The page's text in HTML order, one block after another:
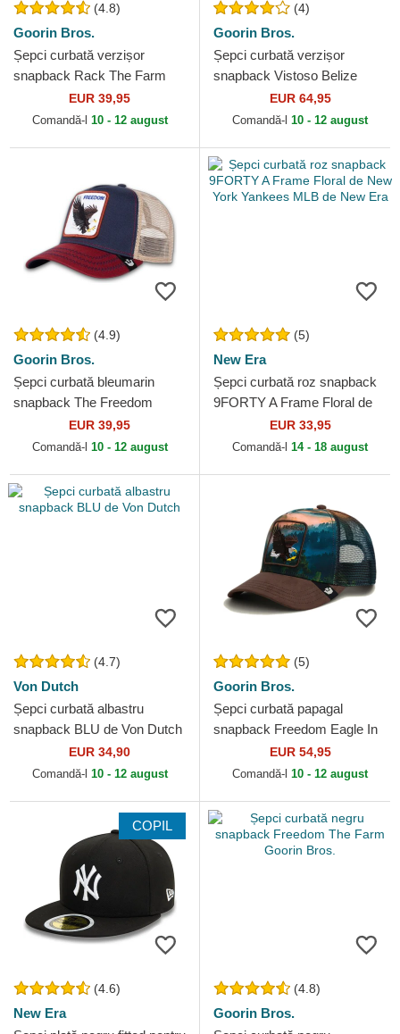
(4.8)
Goorin Bros.
Șepci curbată verzișor
snapback Rack The Farm
Goorin Bros.EUR 39,95
Comandă-l 10 - 12 august
(4)
Goorin Bros.
Șepci curbată verzișor
snapback Vistoso Belize
Toucan The Farm Goorin
Bros.
EUR 64,95
Comandă-l 10 - 12 august
(4.9)
Goorin Bros.
Șepci curbată bleumarin
snapback The Freedom
Eagle The Farm Goorin Bros.
EUR 39,95
Comandă-l 10 - 12 august
(5)
New Era
Șepci curbată roz snapback
9FORTY A Frame Floral de
New York Yankees MLB de
New Era
EUR 33,95
Comandă-l 14 - 18 august
(4.7)
Von Dutch
Șepci curbată albastru
snapback BLU de Von Dutch
EUR 34,90
Comandă-l 10 - 12 august
(5)
Goorin Bros.
Șepci curbată papagal
snapback Freedom Eagle In
The Element The Farm
Goorin Bros.
EUR 54,95
Comandă-l 10 - 12 august
COPIL
(4.6)
New Era
(4.8)
Goorin Bros.